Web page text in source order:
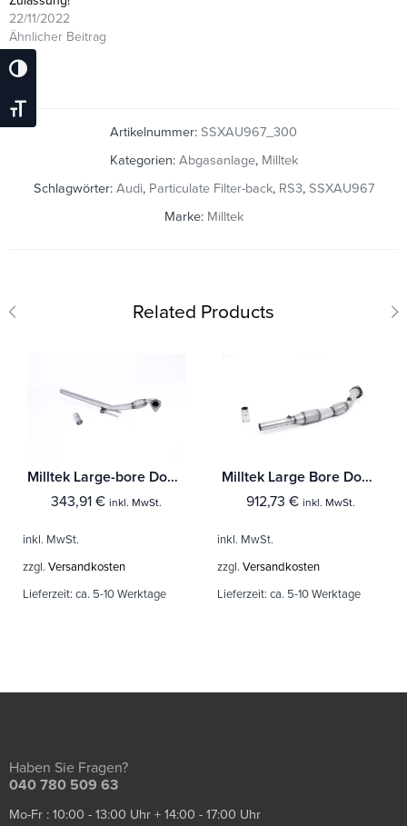
Umschalten Auf Hohe Kontraste
Schrift Vergrößern
22/11/2022
Ähnlicher Beitrag
Artikelnummer: SSXAU967_300
Kategorien: Abgasanlage, Milltek
Schlagwörter: Audi, Particulate Filter-back, RS3, SSXAU967
Marke: Milltek
Related Products
Milltek Large-bore Downpipe Audi A3 1.9 TDI 90 / 100 / 110 / 130 PS
343,91 € inkl. MwSt.
inkl. MwSt.
zzgl. Versandkosten
Lieferzeit: ca. 5-10 Werktage
Milltek Large Bore Downpipe und Hi-Flow Sports Cat Audi A3 1.8T 2WD 3 & 5-Türer
912,73 € inkl. MwSt.
inkl. MwSt.
zzgl. Versandkosten
Lieferzeit: ca. 5-10 Werktage
Haben Sie Fragen?
040 780 509 63
Mo-Fr : 10:00 - 13:00 Uhr + 14:00 - 17:00 Uhr